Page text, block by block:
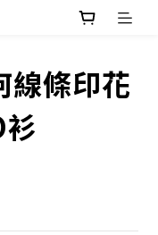
線條印花